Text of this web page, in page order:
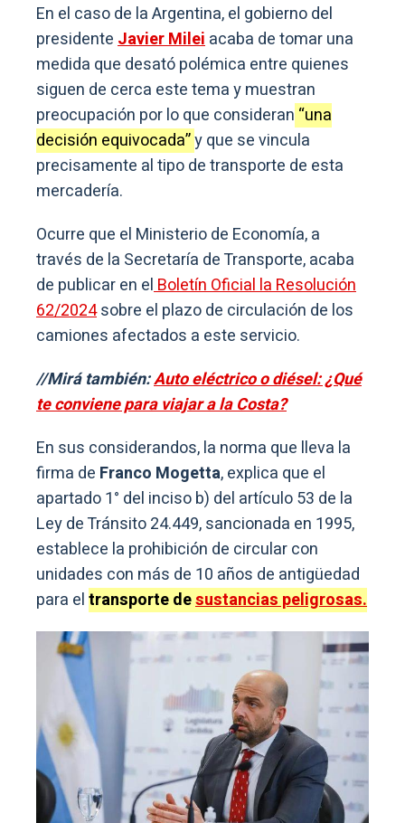
En el caso de la Argentina, el gobierno del
presidenteJavier Mileiacaba de tomar una
medida que desató polémica entre quienes
siguen de cerca este tema y muestran
preocupación por lo que consideran “una
decisión equivocada”y que se vincula
precisamente al tipo de transporte de esta
mercadería.
Ocurre que el Ministerio de Economía, a
través de la Secretaría de Transporte, acaba
de publicar en elBoletín Oficial la Resolución
62/2024sobre el plazo de circulación de los
camiones afectados a este servicio.
//Mirá también:Auto eléctrico o diésel: ¿Qué
te conviene para viajar a la Costa?
En sus considerandos, la norma que lleva la
firma de Franco Mogetta, explica que el
apartado 1° del inciso b) del artículo 53 de la
Ley de Tránsito 24.449, sancionada en 1995,
establece la prohibición de circular con
unidades con más de 10 años de antigüedad
para eltransporte desustancias peligrosas.